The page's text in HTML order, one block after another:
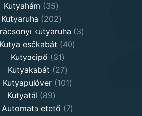
Kutyahám 3535
products
Kutyaruha 202202
products
kutyaruha 33
Kutya esőkabát 4040
Kutyacipő 3131
products
Kutyakabát 2727
products
Kutyapulóver 101101
Kutyatál 8989
products
Automata etető 77